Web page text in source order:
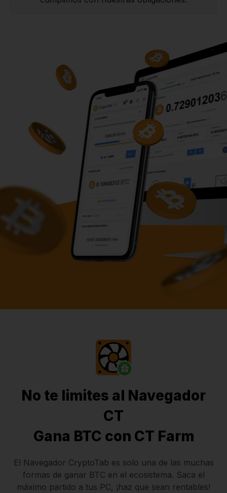
No te limites al Navegador
CT
Gana BTC con CT Farm
El Navegador CryptoTab es solo una de las muchas
formas de ganar BTC en el ecosistema. Saca el
máximo partido a tus PC, ¡haz que sean rentables!